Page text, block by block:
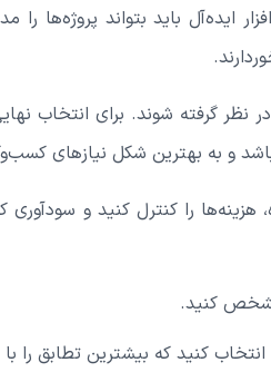
ایده‌آل باید بتواند
در نظر گرفته شوند. برای
باشد و به بهترین شکل نیازهای
را کنترل کنید و
مشخص کنید.
انتخاب کنید که بیشترین تطابق را